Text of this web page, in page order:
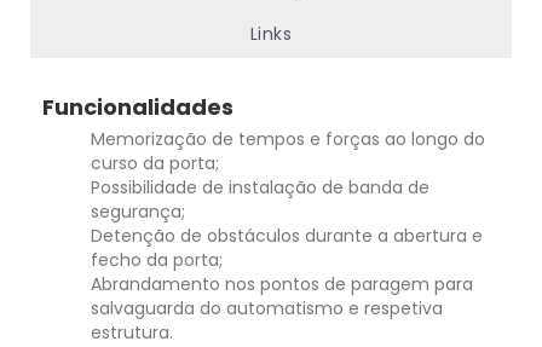
Links
Funcionalidades
Memorização de tempos e forças ao longo do
curso da porta;
Possibilidade de instalação de banda de
segurança;
Detenção de obstáculos durante a abertura e
fecho da porta;
Abrandamento nos pontos de paragem para
salvaguarda do automatismo e respetiva
estrutura.